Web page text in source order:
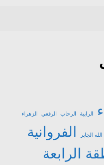
الرابية الرحاب الرقعي الزهراء
الله الجابر الفروانية
الرابعة